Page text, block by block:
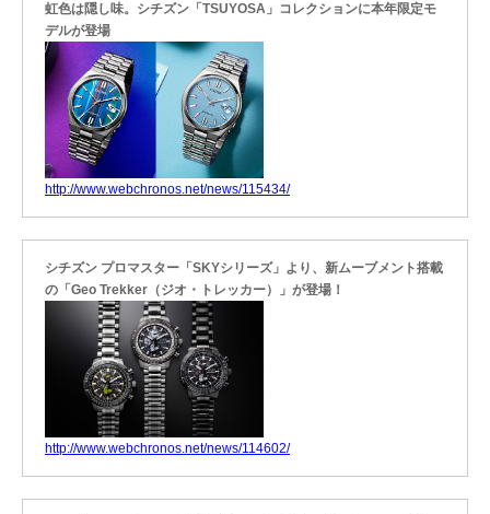
虹色は隠し味。シチズン「TSUYOSA」コレクションに本年限定モ
デルが登場
http://www.webchronos.net/news/115434/
シチズン プロマスター「SKYシリーズ」より、新ムーブメント搭載
の「Geo Trekker（ジオ・トレッカー）」が登場！
http://www.webchronos.net/news/114602/